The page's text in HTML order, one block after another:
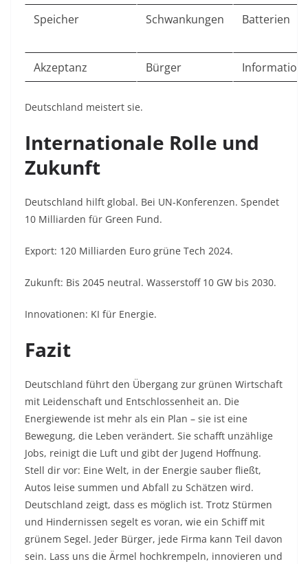
Speicher Schwankungen Batterien
Akzeptanz Bürger Information
Deutschland meistert sie.
Internationale Rolle und
Zukunft
Deutschland hilft global. Bei UN-Konferenzen. Spendet
10 Milliarden für Green Fund.
Export: 120 Milliarden Euro grüne Tech 2024.
Zukunft: Bis 2045 neutral. Wasserstoff 10 GW bis 2030.
Innovationen: KI für Energie.
Fazit
Deutschland führt den Übergang zur grünen Wirtschaft
mit Leidenschaft und Entschlossenheit an. Die
Energiewende ist mehr als ein Plan – sie ist eine
Bewegung, die Leben verändert. Sie schafft unzählige
Jobs, reinigt die Luft und gibt der Jugend Hoffnung.
Stell dir vor: Eine Welt, in der Energie sauber fließt,
Autos leise summen und Abfall zu Schätzen wird.
Deutschland zeigt, dass es möglich ist. Trotz Stürmen
und Hindernissen segelt es voran, wie ein Schiff mit
grünem Segel. Jeder Bürger, jede Firma kann Teil davon
sein. Lass uns die Ärmel hochkrempeln, innovieren und